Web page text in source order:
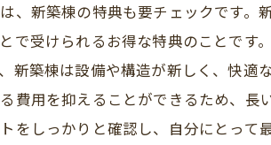
、新築棟の特典も要チェックです
で受けられるお得な特典のことで
新築棟は設備や構造が新しく、快
費用を抑えることができるため、
をしっかりと確認し、自分にとって